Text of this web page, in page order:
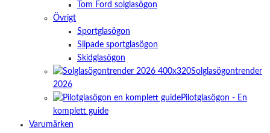
Tom Ford solglasögon
Övrigt
Sportglasögon
Slipade sportglasögon
Skidglasögon
Solglasögontrender
2026
Pilotglasögon - En
komplett guide
Varumärken